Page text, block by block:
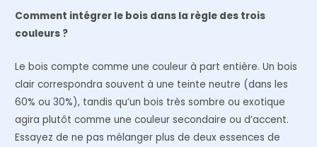
Comment intégrer le bois dans la règle des trois
couleurs ?
Le bois compte comme une couleur à part entière. Un bois
clair correspondra souvent à une teinte neutre (dans les
60% ou 30%), tandis qu’un bois très sombre ou exotique
agira plutôt comme une couleur secondaire ou d’accent.
Essayez de ne pas mélanger plus de deux essences de